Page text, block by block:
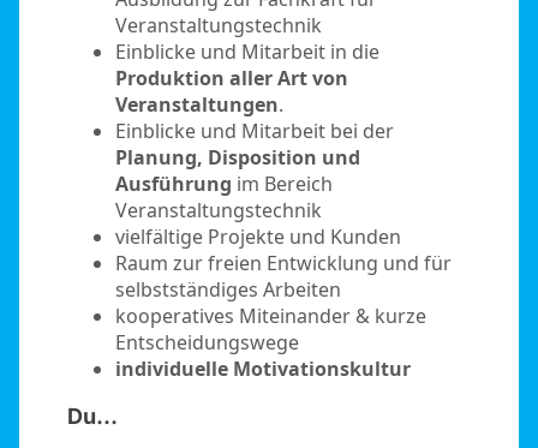
Veranstaltungstechnik
Einblicke und Mitarbeit in die
Produktion aller Art von
Veranstaltungen.
Einblicke und Mitarbeit bei der
Planung, Disposition und
Ausführung im Bereich
Veranstaltungstechnik
vielfältige Projekte und Kunden
Raum zur freien Entwicklung und für
selbstständiges Arbeiten
kooperatives Miteinander & kurze
Entscheidungswege
individuelle Motivationskultur
Du…